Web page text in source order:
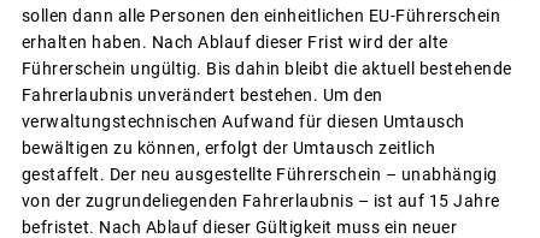
sollen dann alle Personen den einheitlichen EU-Führerschein
erhalten haben. Nach Ablauf dieser Frist wird der alte
Führerschein ungültig. Bis dahin bleibt die aktuell bestehende
Fahrerlaubnis unverändert bestehen. Um den
verwaltungstechnischen Aufwand für diesen Umtausch
bewältigen zu können, erfolgt der Umtausch zeitlich
gestaffelt. Der neu ausgestellte Führerschein – unabhängig
von der zugrundeliegenden Fahrerlaubnis – ist auf 15 Jahre
befristet. Nach Ablauf dieser Gültigkeit muss ein neuer